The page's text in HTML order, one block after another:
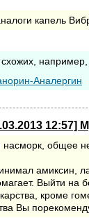
капель
например,
Аналергин
12:57]
общее
амиксин,
Выйти на
кроме
Вы